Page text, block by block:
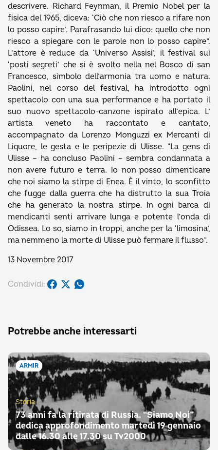
descrivere. Richard Feynman, il Premio Nobel per la
fisica del 1965, diceva: ‘Ciò che non riesco a rifare non
lo posso capire’. Parafrasando lui dico: quello che non
riesco a spiegare con le parole non lo posso capire”.
L’attore è reduce da ‘Universo Assisi’, il festival sui
‘posti segreti’ che si è svolto nella nel Bosco di san
Francesco, simbolo dell’armonia tra uomo e natura.
Paolini, nel corso del festival, ha introdotto ogni
spettacolo con una sua performance e ha portato il
suo nuovo spettacolo-canzone ispirato all’epica. L’
artista veneto ha raccontato e cantato,
accompagnato da Lorenzo Monguzzi ex Mercanti di
Liquore, le gesta e le peripezie di Ulisse. “La gens di
Ulisse – ha concluso Paolini – sembra condannata a
non avere futuro e terra. Io non posso dimenticare
che noi siamo la stirpe di Enea. È il vinto, lo sconfitto
che fugge dalla guerra che ha distrutto la sua Troia
che ha generato la nostra stirpe. In ogni barca di
mendicanti senti arrivare lunga e potente l’onda di
Odissea. Lo so, siamo in troppi, anche per la ‘limosina’,
ma nemmeno la morte di Ulisse può fermare il flusso”.
13 Novembre 2017
Condividi:
Potrebbe anche interessarti
ARMIR
Storia
73 anni fa la ritirata di Russia. “Siamo Noi”
dedica approfondimento martedì 19 gennaio
dalle 16.30 alle 17.30 su Tv2000